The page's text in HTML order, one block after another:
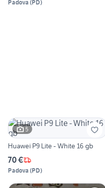
Padova (PD)
5
Huawei P9 Lite - White 16 gb
70 €
Padova (PD)